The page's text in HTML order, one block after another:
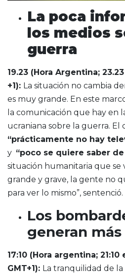
La poca
los medios
guerra
19.23 (Hora Argentina;
+1): La situación no cambia
es muy grande. En este
la comunicación que hay en
ucraniana sobre la guerra. El
“prácticamente no hay
y “poco se quiere saber
situación humanitaria que se
grande y grave, la gente no
para ver lo mismo”, sentenció.
Los
generan
17:10 (Hora argentina; 21:10
GMT+1): La tranquilidad de